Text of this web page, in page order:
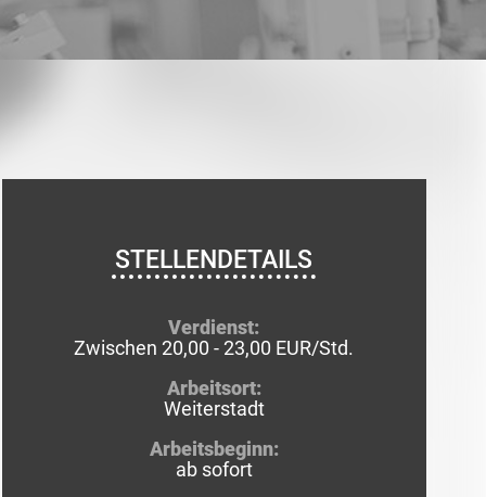
STELLENDETAILS
Verdienst:
Zwischen 20,00 - 23,00 EUR/Std.
Arbeitsort:
Weiterstadt
Arbeitsbeginn:
ab sofort